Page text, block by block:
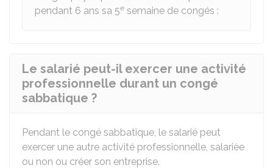
pendant 6 ans sa 5e semaine de congés :
Le salarié peut-il exercer une activité
professionnelle durant un congé
sabbatique ?
Pendant le congé sabbatique, le salarié peut
exercer une autre activité professionnelle, salariée
ou non ou créer son entreprise.